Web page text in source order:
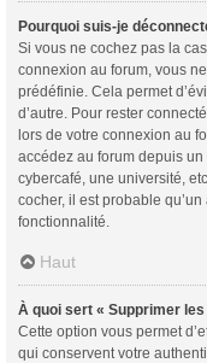
Pourquoi suis-je
Si vous ne cochez pas la
connexion au forum, vous
prédéfinie. Cela permet
d’autre. Pour rester
lors de votre connexion au
accédez au forum depuis
cybercafé, une université,
cocher, il est probable
fonctionnalité.
Haut
À quoi sert « Supprimer
Cette option vous permet
qui conservent votre